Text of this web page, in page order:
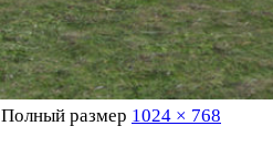
Полный размер 1024 × 768